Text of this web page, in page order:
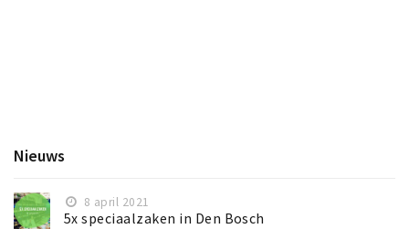
Nieuws
8 april 2021
5x speciaalzaken in Den Bosch